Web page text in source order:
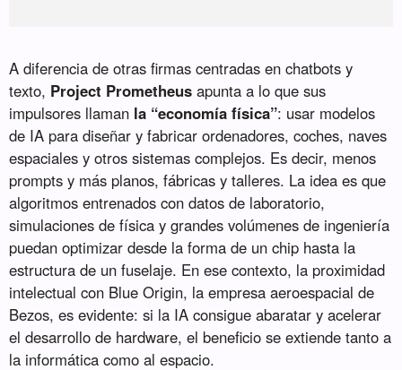
A diferencia de otras firmas centradas en chatbots y
texto, Project Prometheus apunta a lo que sus
impulsores llaman la “economía física”: usar modelos
de IA para diseñar y fabricar ordenadores, coches, naves
espaciales y otros sistemas complejos. Es decir, menos
prompts y más planos, fábricas y talleres. La idea es que
algoritmos entrenados con datos de laboratorio,
simulaciones de física y grandes volúmenes de ingeniería
puedan optimizar desde la forma de un chip hasta la
estructura de un fuselaje. En ese contexto, la proximidad
intelectual con Blue Origin, la empresa aeroespacial de
Bezos, es evidente: si la IA consigue abaratar y acelerar
el desarrollo de hardware, el beneficio se extiende tanto a
la informática como al espacio.